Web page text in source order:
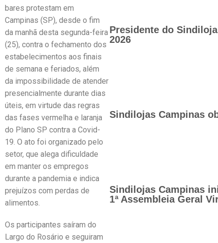
bares protestam em
Campinas (SP), desde o fim
da manhã desta segunda-feira
(25), contra o fechamento dos
estabelecimentos aos finais
de semana e feriados, além
da impossibilidade de atender
presencialmente durante dias
úteis, em virtude das regras
das fases vermelha e laranja
do Plano SP contra a Covid-
19. O ato foi organizado pelo
setor, que alega dificuldade
em manter os empregos
durante a pandemia e indica
prejuízos com perdas de
alimentos.
Os participantes saíram do
Largo do Rosário e seguiram
Presidente do
2026
Sindilojas Campinas
Sindilojas Campinas
1ª Assembleia Geral